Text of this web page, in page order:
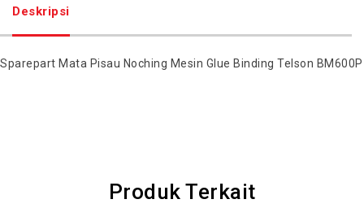
Deskripsi
Sparepart Mata Pisau Noching Mesin Glue Binding Telson BM600P
Produk Terkait